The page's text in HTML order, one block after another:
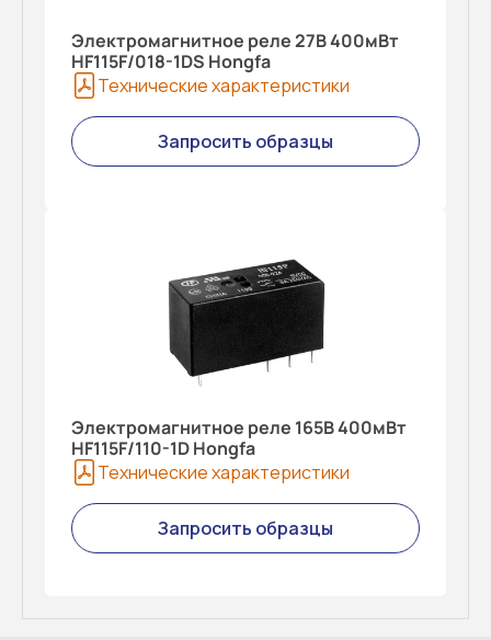
Электромагнитное реле 27В 400мВт
HF115F/018-1DS Hongfa
Технические характеристики
Запросить образцы
Электромагнитное реле 165В 400мВт
HF115F/110-1D Hongfa
Технические характеристики
Запросить образцы